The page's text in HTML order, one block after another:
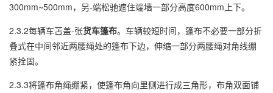
300mm~500mm，另-端松驰遮住端墙一部分高度600mm上下。
2.3.2每辆车苫盖-张货车篷布。车辆较短时间，篷布不必要一部分折
叠式在中间邻近两腰绳处的篷布下边，伸缩一部分两腰绳对角线绷
紧拴固。
2.3.3将篷布角绳绷紧，使篷布角向里侧进行成三角形，布角双面铺